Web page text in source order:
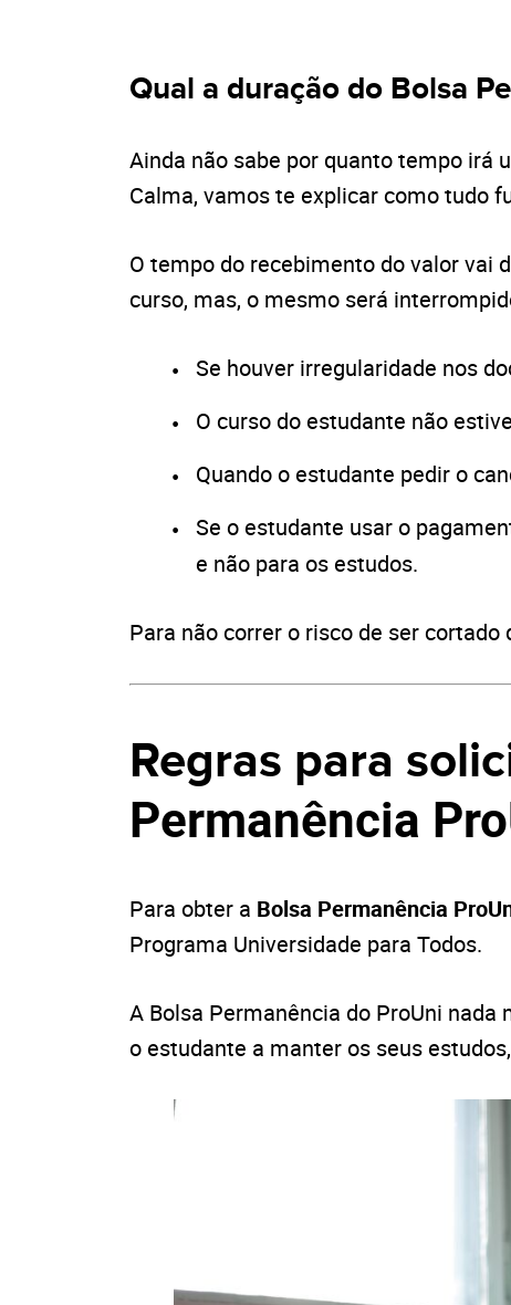
Qual a duração do Bolsa
Ainda não sabe por quanto tempo irá
Calma, vamos te explicar como tudo
O tempo do recebimento do valor vai
curso, mas, o mesmo será
Se houver irregularidade nos
O curso do estudante não
Quando o estudante pedir o
Se o estudante usar o
e não para os estudos.
Para não correr o risco de ser cortado
Regras para
Permanência
Para obter a Bolsa Permanência
Programa Universidade para Todos.
A Bolsa Permanência do ProUni
o estudante a manter os seus